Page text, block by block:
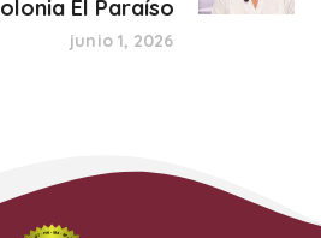
El Paraíso
junio 1, 2026